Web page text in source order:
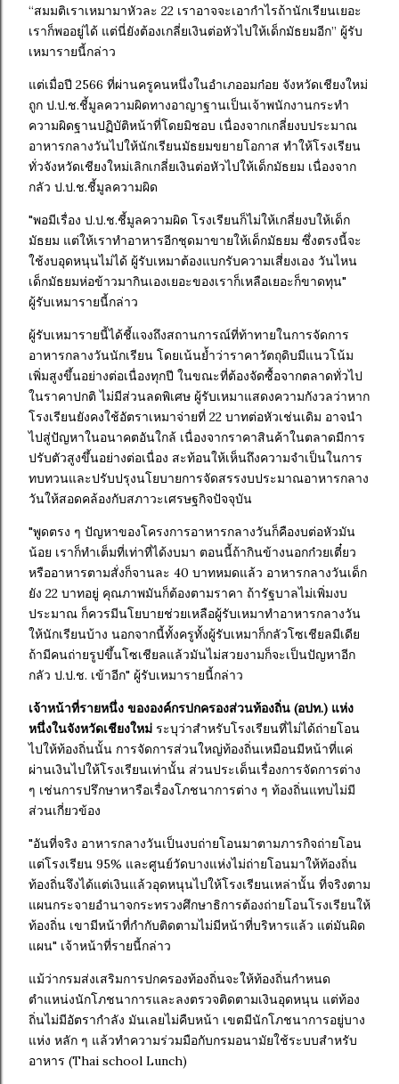
“สมมติเราเหมามาหัวละ 22 เราอาจจะเอากำไรถ้านักเรียนเยอะ
เราก็พออยู่ได้ แต่นี่ยังต้องเกลี่ยเงินต่อหัวไปให้เด็กมัธยมอีก” ผู้รับ
เหมารายนี้กล่าว
แต่เมื่อปี 2566 ที่ผ่านครูคนหนึ่งในอำเภออมก๋อย จังหวัดเชียงใหม่
ถูก ป.ป.ช.ชี้มูลความผิดทางอาญาฐานเป็นเจ้าพนักงานกระทำ
ความผิดฐานปฏิบัติหน้าที่โดยมิชอบ เนื่องจากเกลี่ยงบประมาณ
อาหารกลางวันไปให้นักเรียนมัธยมขยายโอกาส ทำให้โรงเรียน
ทั่วจังหวัดเชียงใหม่เลิกเกลี่ยเงินต่อหัวไปให้เด็กมัธยม เนื่องจาก
กลัว ป.ป.ช.ชี้มูลความผิด
"พอมีเรื่อง ป.ป.ช.ชี้มูลความผิด โรงเรียนก็ไม่ให้เกลี่ยงบให้เด็ก
มัธยม แต่ให้เราทำอาหารอีกชุดมาขายให้เด็กมัธยม ซึ่งตรงนี้จะ
ใช้งบอุดหนุนไม่ได้ ผู้รับเหมาต้องแบกรับความเสี่ยงเอง วันไหน
เด็กมัธยมห่อข้าวมากินเองเยอะของเราก็เหลือเยอะก็ขาดทุน"
ผู้รับเหมารายนี้กล่าว
ผู้รับเหมารายนี้ได้ชี้แจงถึงสถานการณ์ที่ท้าทายในการจัดการ
อาหารกลางวันนักเรียน โดยเน้นย้ำว่าราคาวัตถุดิบมีแนวโน้ม
เพิ่มสูงขึ้นอย่างต่อเนื่องทุกปี ในขณะที่ต้องจัดซื้อจากตลาดทั่วไป
ในราคาปกติ ไม่มีส่วนลดพิเศษ ผู้รับเหมาแสดงความกังวลว่าหาก
โรงเรียนยังคงใช้อัตราเหมาจ่ายที่ 22 บาทต่อหัวเช่นเดิม อาจนำ
ไปสู่ปัญหาในอนาคตอันใกล้ เนื่องจากราคาสินค้าในตลาดมีการ
ปรับตัวสูงขึ้นอย่างต่อเนื่อง สะท้อนให้เห็นถึงความจำเป็นในการ
ทบทวนและปรับปรุงนโยบายการจัดสรรงบประมาณอาหารกลาง
วันให้สอดคล้องกับสภาวะเศรษฐกิจปัจจุบัน
"พูดตรง ๆ ปัญหาของโครงการอาหารกลางวันก็คืองบต่อหัวมัน
น้อย เราก็ทำเต็มที่เท่าที่ได้งบมา ตอนนี้ถ้ากินข้างนอกก๋วยเตี๋ยว
หรืออาหารตามสั่งก็จานละ 40 บาทหมดแล้ว อาหารกลางวันเด็ก
ยัง 22 บาทอยู่ คุณภาพมันก็ต้องตามราคา ถ้ารัฐบาลไม่เพิ่มงบ
ประมาณ ก็ควรมีนโยบายช่วยเหลือผู้รับเหมาทำอาหารกลางวัน
ให้นักเรียนบ้าง นอกจากนี้ทั้งครูทั้งผู้รับเหมาก็กลัวโซเชียลมีเดีย
ถ้ามีคนถ่ายรูปขึ้นโซเชียลแล้วมันไม่สวยงามก็จะเป็นปัญหาอีก
กลัว ป.ป.ช. เข้าอีก" ผู้รับเหมารายนี้กล่าว
เจ้าหน้าที่รายหนึ่ง ขององค์กรปกครองส่วนท้องถิ่น (อปท.) แห่ง
หนึ่งในจังหวัดเชียงใหม่ ระบุว่าสำหรับโรงเรียนที่ไม่ได้ถ่ายโอน
ไปให้ท้องถิ่นนั้น การจัดการส่วนใหญ่ท้องถิ่นเหมือนมีหน้าที่แค่
ผ่านเงินไปให้โรงเรียนเท่านั้น ส่วนประเด็นเรื่องการจัดการต่าง
ๆ เช่นการปรึกษาหารือเรื่องโภชนาการต่าง ๆ ท้องถิ่นแทบไม่มี
ส่วนเกี่ยวข้อง
"อันที่จริง อาหารกลางวันเป็นงบถ่ายโอนมาตามภารกิจถ่ายโอน
แต่โรงเรียน 95% และศูนย์วัดบางแห่งไม่ถ่ายโอนมาให้ท้องถิ่น
ท้องถิ่นจึงได้แต่เงินแล้วอุดหนุนไปให้โรงเรียนเหล่านั้น ที่จริงตาม
แผนกระจายอำนาจกระทรวงศึกษาธิ​การต้องถ่ายโอนโรงเรียนให้
ท้องถิ่น เขามีหน้าที่กำกับติดตามไม่มีหน้าที่บริหารแล้ว แต่มันผิด
แผน" เจ้าหน้าที่รายนี้กล่าว
แม้ว่ากรมส่งเสริมการปกครองท้องถิ่นจะให้ท้องถิ่นกำหนด
ตำแหน่งนักโภชนาการ​และลงตรวจติดตามเงินอุดหนุน แต่ท้อง
ถิ่นไม่มีอัตรากำลัง มันเลยไม่คืบหน้า เขตมีนักโภชนาการ​อยู่บาง
แห่ง หลัก ๆ แล้วทำความร่วมมือกับกรมอนามัยใช้ระบบสำหรับ
อาหาร (Thai school Lunch)